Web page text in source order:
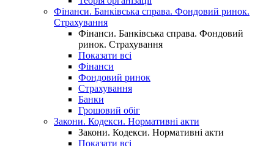
Фінанси. Банківська справа. Фондовий ринок.
Страхування
Фінанси. Банківська справа. Фондовий
ринок. Страхування
Показати всі
Фінанси
Фондовий ринок
Страхування
Банки
Грошовий обіг
Закони. Кодекси. Нормативні акти
Закони. Кодекси. Нормативні акти
Показати всі